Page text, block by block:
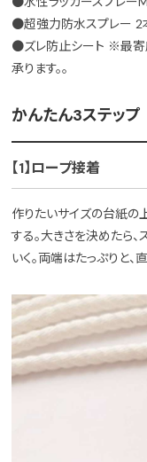
●超強力防水スプレー
●ズレ防止シート ※最寄
承ります。。
かんたん3ステップ
【1】ロープ接着
作りたいサイズの台紙の
する。大きさを決めたら
いく。両端はたっぷりと